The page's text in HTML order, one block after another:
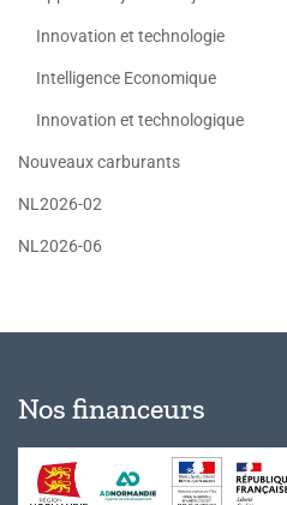
Innovation et technologie
Intelligence Economique
Innovation et technologique
Nouveaux carburants
NL2026-02
NL2026-06
Nos financeurs